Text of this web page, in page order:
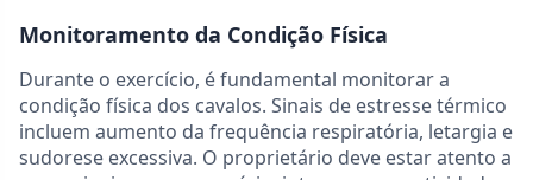
Monitoramento da Condição Física
Durante o exercício, é fundamental monitorar a
condição física dos cavalos. Sinais de estresse térmico
incluem aumento da frequência respiratória, letargia e
sudorese excessiva. O proprietário deve estar atento a